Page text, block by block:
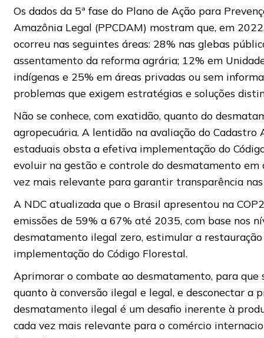
Os dados da 5ª fase do Plano de Ação para
Amazônia Legal (PPCDAM) mostram que, em
ocorreu nas seguintes áreas: 28% nas glebas
assentamento da reforma agrária; 12% em
indígenas e 25% em áreas privadas ou sem
problemas que exigem estratégias e soluções
Não se conhece, com exatidão, quanto do
agropecuária. A lentidão na avaliação do
estaduais obsta a efetiva implementação do
evoluir na gestão e controle do desmatamento em
vez mais relevante para garantir transparência
A NDC atualizada que o Brasil apresentou na
emissões de 59% a 67% até 2035, com base nos
desmatamento ilegal zero, estimular a
implementação do Código Florestal.
Aprimorar o combate ao desmatamento, para
quanto à conversão ilegal e legal, e desconectar a
desmatamento ilegal é um desafio inerente à
cada vez mais relevante para o comércio